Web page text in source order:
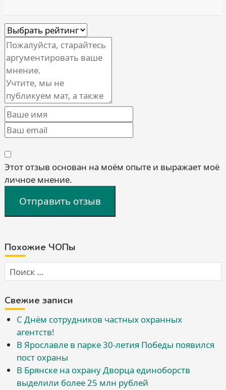
Этот отзыв основан на моём опыте и выражает моё
личное мнение.
Отправить отзыв
Похожие ЧОПы
Свежие записи
С Днём сотрудников частных охранных
агентств!
В Ярославле в парке 30-летия Победы появился
пост охраны
В Брянске на охрану Дворца единоборств
выделили более 25 млн рублей